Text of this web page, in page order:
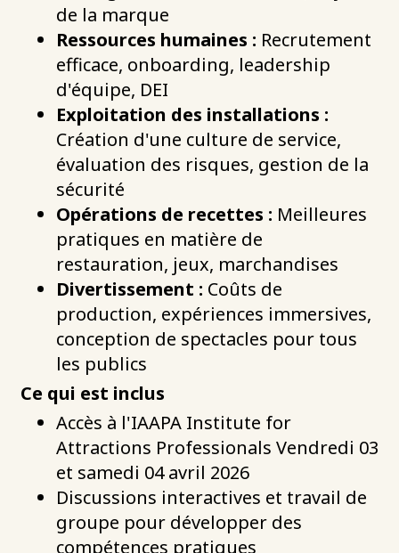
de la marque
Ressources humaines : Recrutement
efficace, onboarding, leadership
d'équipe, DEI
Exploitation des installations :
Création d'une culture de service,
évaluation des risques, gestion de la
sécurité
Opérations de recettes : Meilleures
pratiques en matière de
restauration, jeux, marchandises
Divertissement : Coûts de
production, expériences immersives,
conception de spectacles pour tous
les publics
Ce qui est inclus
Accès à l'IAAPA Institute for
Attractions Professionals Vendredi 03
et samedi 04 avril 2026
Discussions interactives et travail de
groupe pour développer des
compétences pratiques